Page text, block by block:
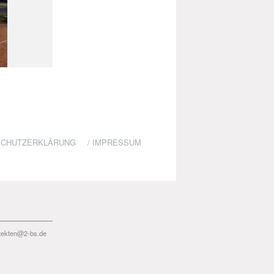
/ IMPRESSUM
bs.de